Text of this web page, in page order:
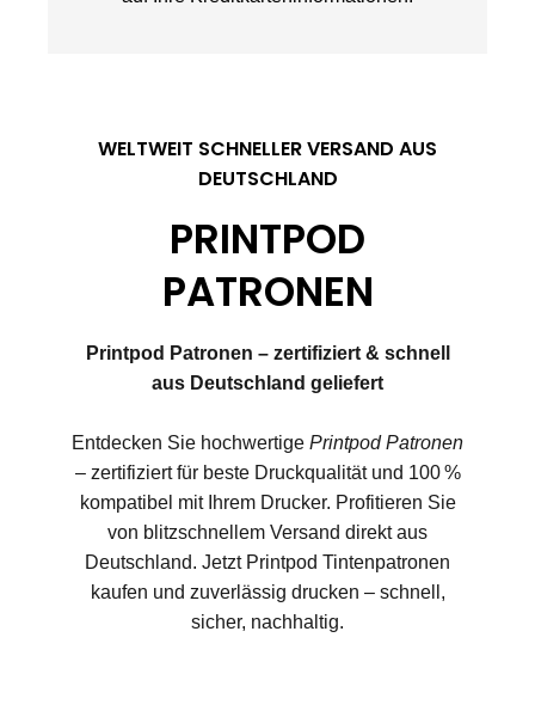
WELTWEIT SCHNELLER VERSAND AUS
DEUTSCHLAND
PRINTPOD
PATRONEN
Printpod Patronen – zertifiziert & schnell
aus Deutschland geliefert
Entdecken Sie hochwertige Printpod Patronen
– zertifiziert für beste Druckqualität und 100 %
kompatibel mit Ihrem Drucker. Profitieren Sie
von blitzschnellem Versand direkt aus
Deutschland. Jetzt Printpod Tintenpatronen
kaufen und zuverlässig drucken – schnell,
sicher, nachhaltig.